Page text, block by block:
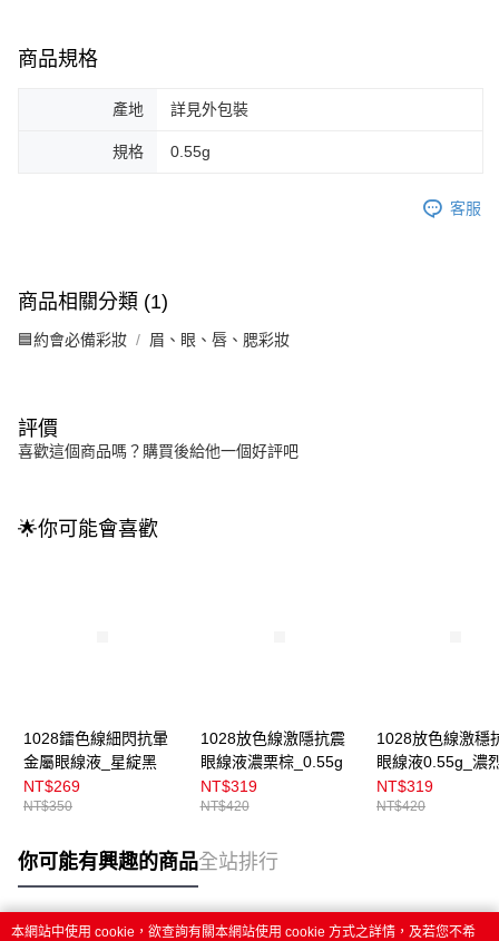
商品規格
產地 詳見外包裝
規格 0.55g
客服
商品相關分類 (1)
🟦約會必備彩妝 眉、眼、唇、腮彩妝
評價
喜歡這個商品嗎？購買後給他一個好評吧
🌟你可能會喜歡
1028鐳色線細閃抗暈
金屬眼線液_星綻黑
NT$269
NT$350
1028放色線激隱抗震
眼線液濃栗棕_0.55g
NT$319
NT$420
1028放色線激穩
眼線液0.55g_濃
NT$319
NT$420
你可能有興趣的商品全站排行
本網站中使用 cookie，欲查詢有關本網站使用 cookie 方式之詳情，及若您不希